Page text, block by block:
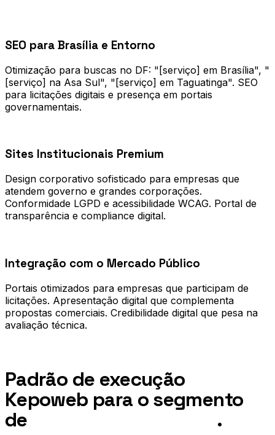
SEO para Brasília e Entorno
Otimização para buscas no DF: "[serviço] em Brasília", "
[serviço] na Asa Sul", "[serviço] em Taguatinga". SEO
para licitações digitais e presença em portais
governamentais.
Sites Institucionais Premium
Design corporativo sofisticado para empresas que
atendem governo e grandes corporações.
Conformidade LGPD e acessibilidade WCAG. Portal de
transparência e compliance digital.
Integração com o Mercado Público
Portais otimizados para empresas que participam de
licitações. Apresentação digital que complementa
propostas comerciais. Credibilidade digital que pesa na
avaliação técnica.
Padrão de execução
Kepoweb para o segmento
de
.